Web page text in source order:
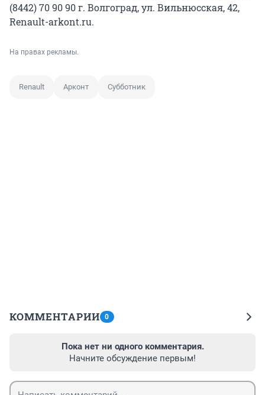
(8442) 70 90 90 г. Волгоград, ул. Вильнюсская, 42,
Renault-arkont.ru.
На правах рекламы.
Renault Арконт Субботник
КОММЕНТАРИИ 0
Пока нет ни одного комментария.
Начните обсуждение первым!